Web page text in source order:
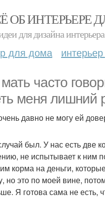
ОБ ИНТЕРЬЕРЕ
для дизайна
для дома
часто
меня лишний
давно не могу ей
был. У нас есть две
не испытывает к ним
им корма на деньги,
но это по моей вине,
Я готова сама не есть,